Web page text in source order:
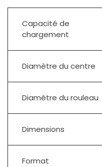
Capacité de
chargement
Diamètre du centre
Diamètre du rouleau
Dimensions
Format